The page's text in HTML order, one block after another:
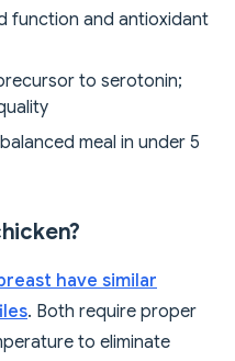
function and antioxidant
to serotonin;
meal in under 5
have similar
. Both require proper
to eliminate